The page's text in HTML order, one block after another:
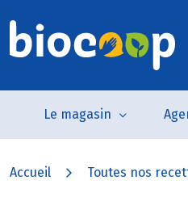
Le magasin
Accueil Toutes nos